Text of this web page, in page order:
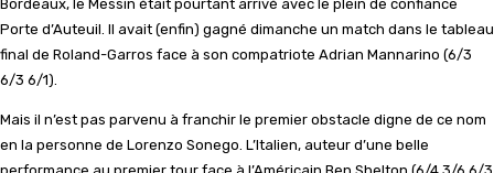
Bordeaux, le Messin était pourtant arrivé avec le plein de confiance
Porte d’Auteuil. Il avait (enfin) gagné dimanche un match dans le tableau
final de Roland-Garros face à son compatriote Adrian Mannarino (6/3
6/3 6/1).
Mais il n’est pas parvenu à franchir le premier obstacle digne de ce nom
en la personne de Lorenzo Sonego. L’Italien, auteur d’une belle